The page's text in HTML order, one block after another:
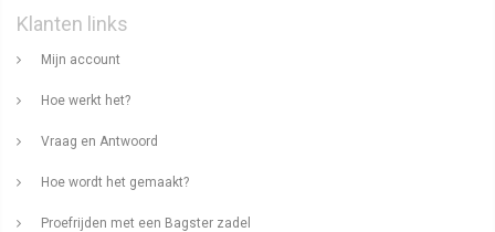
Klanten links
Mijn account
Hoe werkt het?
Vraag en Antwoord
Hoe wordt het gemaakt?
Proefrijden met een Bagster zadel